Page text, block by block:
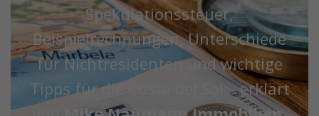
Spekulationssteuer,
Beispielrechnungen, Unterschiede
für Nichtresidenten und wichtige
Tipps für die Costa del Sol – erklärt